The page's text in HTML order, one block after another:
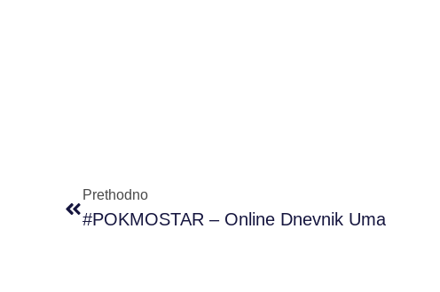
Prethodno
#POKMOSTAR – Online Dnevnik Uma